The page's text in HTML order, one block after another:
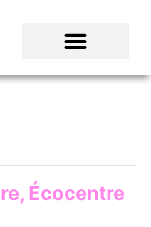
Écocentre